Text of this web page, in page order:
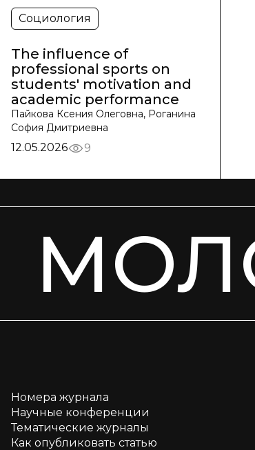
Социология
The influence of
professional sports on
students' motivation and
academic performance
Пайкова Ксения Олеговна, Роганина
София Дмитриевна
12.05.2026 9
Номера журнала
Научные конференции
Тематические журналы
Как опубликовать статью